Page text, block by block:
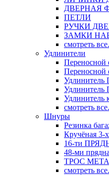
ДВЕРНАЯ
ПЕТЛИ
РУЧКИ
ЗАМКИ
смотреть
Удлинители
Переносной
Переносной
Удлинитель
Удлинитель
Удлинитель
смотреть
Шнуры
Резинка
Кручёная
16-ти
48-ми
ТРОС
смотреть